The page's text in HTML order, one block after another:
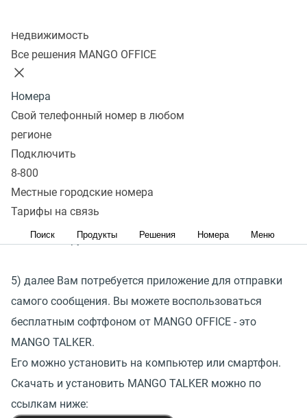
Недвижимость
Все решения MANGO OFFICE
Номера
Свой телефонный номер в любом
регионе
Подключить
8-800
Местные городские номера
Тарифы на связь
Поиск Продукты Решения Номера Меню
АТСи выберите пункт
3) в личном кабинете в разделе
выберите пункт
4) откройте вкладку
можете выбрать имя отправителя. В примере на
скриншоте указан
пользователь на телефоне увидит именно это имя
отправителя. Вы можете оставить его, либо выбрать
из списка другое.
5) далее Вам потребуется приложение для отправки
самого сообщения. Вы можете воспользоваться
бесплатным софтфоном от MANGO OFFICE - это
MANGO TALKER.
Его можно установить на компьютер или смартфон.
Скачать и установить MANGO TALKER можно по
ссылкам ниже: